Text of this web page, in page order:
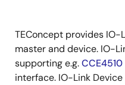
描
述
TEConcept provides IO-
master and device. IO-
supporting e.g.CCE4510
interface. IO-Link Device